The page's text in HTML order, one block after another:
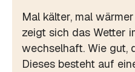
Mal kälter, mal
zeigt sich das Wetter
wechselhaft. Wie gut,
Dieses besteht auf